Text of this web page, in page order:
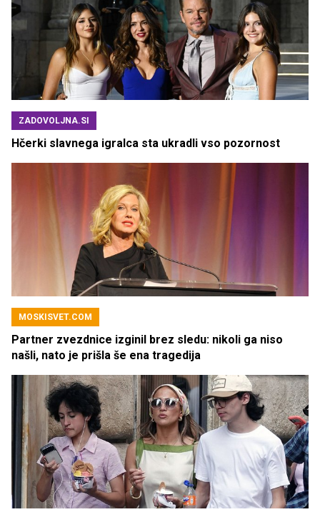
ZADOVOLJNA.SI
Hčerki slavnega igralca sta ukradli vso pozornost
MOSKISVET.COM
Partner zvezdnice izginil brez sledu: nikoli ga niso
našli, nato je prišla še ena tragedija